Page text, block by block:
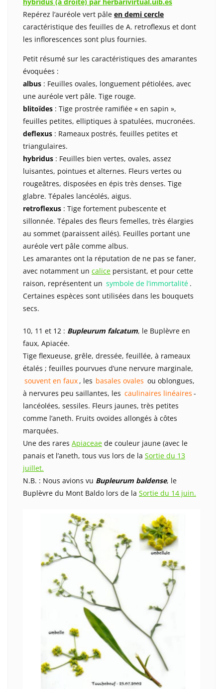
Repérez l’auréole vert pâle en demi cercle
caractéristique des feuilles de A. retroflexus et dont
les inflorescences sont plus fournies.
Petit résumé sur les caractéristiques des amarantes
évoquées :
albus : Feuilles ovales, longuement pétiolées, avec
une auréole vert pâle. Tige rouge.
blitoïdes : Tige prostrée ramifiée « en sapin »,
feuilles petites, elliptiques à spatulées, mucronées.
deflexus : Rameaux postrés, feuilles petites et
triangulaires.
hybridus : Feuilles bien vertes, ovales, assez
luisantes, pointues et alternes. Fleurs vertes ou
rougeâtres, disposées en épis très denses. Tige
glabre. Tépales lancéolés, aigus.
retroflexus : Tige fortement pubescente et
sillonnée. Tépales des fleurs femelles, très élargies
au sommet (paraissent ailés). Feuilles portant une
auréole vert pâle comme albus.
Les amarantes ont la réputation de ne pas se faner,
avec notamment un calice persistant, et pour cette
raison, représentent un symbole de l’immortalité .
Certaines espèces sont utilisées dans les bouquets
secs.
10, 11 et 12 : Bupleurum falcatum, le Buplèvre en
faux, Apiacée.
Tige flexueuse, grêle, dressée, feuillée, à rameaux
étalés ; feuilles pourvues d’une nervure marginale,
souvent en faux , les basales ovales ou oblongues,
à nervures peu saillantes, les caulinaires linéaires -
lancéolées, sessiles. Fleurs jaunes, très petites
comme l’aneth. Fruits ovoïdes allongés à côtes
marquées.
Une des rares Apiaceae de couleur jaune (avec le
panais et l’aneth, tous vus lors de la Sortie du 13
juillet.
N.B. : Nous avions vu Bupleurum baldense, le
Buplèvre du Mont Baldo lors de la Sortie du 14 juin.